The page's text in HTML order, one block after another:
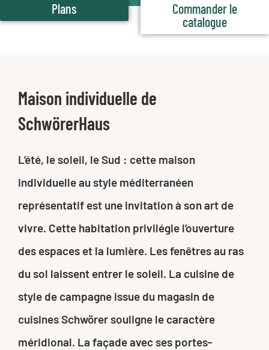
Plans
Commander le
catalogue
Maison individuelle de
SchwörerHaus
L’été, le soleil, le Sud : cette maison
individuelle au style méditerranéen
représentatif est une invitation à son art de
vivre. Cette habitation privilégie l’ouverture
des espaces et la lumière. Les fenêtres au ras
du sol laissent entrer le soleil. La cuisine de
style de campagne issue du magasin de
cuisines Schwörer souligne le caractère
méridional. La façade avec ses portes-